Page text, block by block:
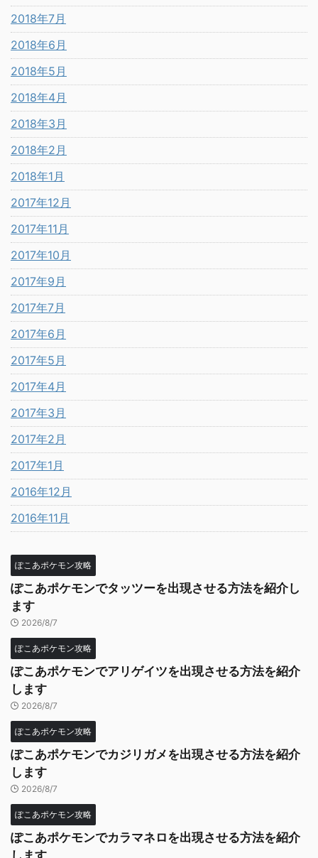
2018年7月
2018年6月
2018年5月
2018年4月
2018年3月
2018年2月
2018年1月
2017年12月
2017年11月
2017年10月
2017年9月
2017年7月
2017年6月
2017年5月
2017年4月
2017年3月
2017年2月
2017年1月
2016年12月
2016年11月
ぽこあポケモン攻略
ぽこあポケモンでタッツーを出現させる方法を紹介し
ます
2026/8/7
ぽこあポケモン攻略
ぽこあポケモンでアリゲイツを出現させる方法を紹介
します
2026/8/7
ぽこあポケモン攻略
ぽこあポケモンでカジリガメを出現させる方法を紹介
します
2026/8/7
ぽこあポケモン攻略
ぽこあポケモンでカラマネロを出現させる方法を紹介
します